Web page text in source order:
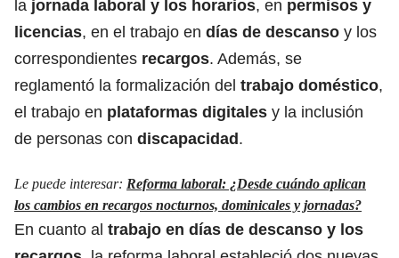
la jornada laboral y los horarios, en permisos y
licencias, en el trabajo en días de descanso y los
correspondientes recargos. Además, se
reglamentó la formalización del trabajo doméstico,
el trabajo en plataformas digitales y la inclusión
de personas con discapacidad.
Le puede interesar: Reforma laboral: ¿Desde cuándo aplican
los cambios en recargos nocturnos, dominicales y jornadas?
En cuanto al trabajo en días de descanso y los